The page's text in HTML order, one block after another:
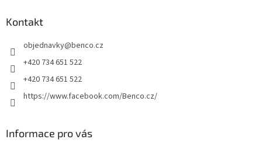
Kontakt
objednavky@benco.cz
+420 734 651 522
+420 734 651 522
https://www.facebook.com/Benco.cz/
Informace pro vás